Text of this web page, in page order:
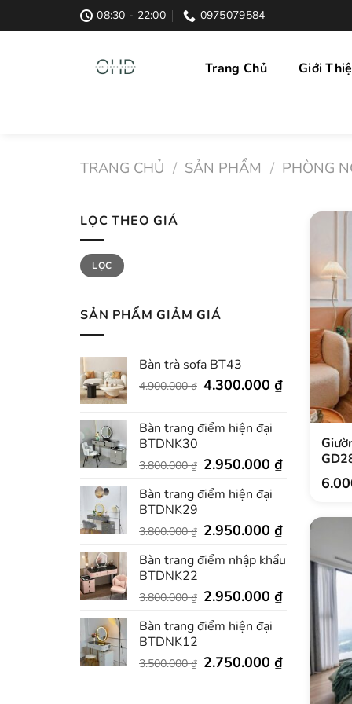
to
08:30 - 22:00 0975079584
Trang Chủ Giới
TRANG CHỦ / SẢN PHẨM / PHÒNG
LỌC THEO GIÁ
Giá
thấp
nhất
Giá
cao
nhất
LỌC
SẢN PHẨM GIẢM GIÁ
Bàn trà sofa BT43
4.900.000₫ Giá
4.900.000 ₫.
4.300.000₫Giá
4.300.000
Bàn trang điểm hiện đại
BTDNK30
3.800.000₫ Giá
là:
2.950.000₫Giá
2.950.000 ₫.
Bàn trang điểm hiện đại
BTDNK29
3.800.000₫ Giá
là:
2.950.000₫Giá
tại
2.950.000 ₫.
Bàn trang điểm nhập khẩu
BTDNK22
3.800.000₫ Giá
là:
2.950.000₫Giá
2.950.000
Bàn trang điểm hiện đại
BTDNK12
3.500.000₫ Giá
2.750.000₫Giá